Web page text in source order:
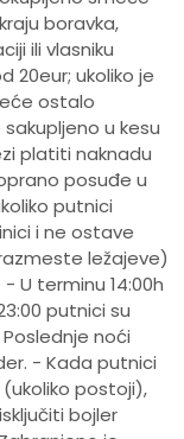
boravka,
ili vlasniku
20eur; ukoliko je
ostalo
u kesu
platiti naknadu
posuđe u
putnici
i ne ostave
ležajeve)
U terminu 14:00h
putnici su
noći
- Kada putnici
postoji),
bojler